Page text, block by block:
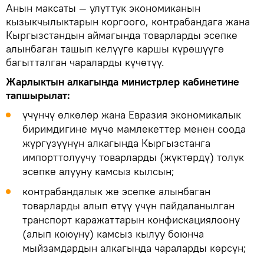
Анын максаты — улуттук экономиканын
кызыкчылыктарын коргоого, контрабандага жана
Кыргызстандын аймагында товарларды эсепке
алынбаган ташып келүүгө каршы күрөшүүгө
багытталган чараларды күчөтүү.
Жарлыктын алкагында министрлер кабинетине
тапшырылат:
үчүнчү өлкөлөр жана Евразия экономикалык
биримдигине мүчө мамлекеттер менен соода
жүргүзүүнүн алкагында Кыргызстанга
импорттолуучу товарларды (жүктөрдү) толук
эсепке алууну камсыз кылсын;
контрабандалык же эсепке алынбаган
товарларды алып өтүү үчүн пайдаланылган
транспорт каражаттарын конфискациялоону
(алып коюуну) камсыз кылуу боюнча
мыйзамдардын алкагында чараларды көрсүн;